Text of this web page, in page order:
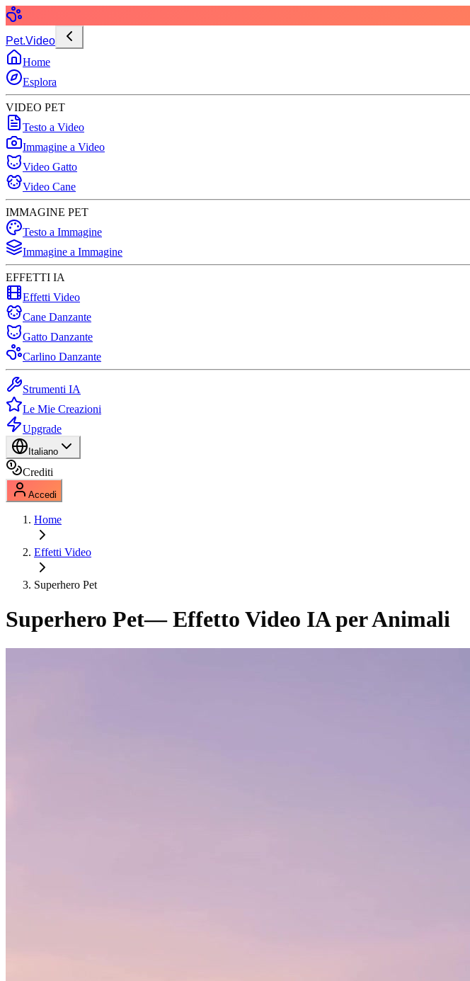
Pet.Video
Home
Esplora
VIDEO PET
Testo a Video
Immagine a Video
Video Gatto
Video Cane
IMMAGINE PET
Testo a Immagine
Immagine a Immagine
EFFETTI IA
Effetti Video
Cane Danzante
Gatto Danzante
Carlino Danzante
Strumenti IA
Le Mie Creazioni
Upgrade
Italiano
Crediti
Accedi
Home
Effetti Video
Superhero Pet
Superhero Pet— Effetto Video IA per Animali